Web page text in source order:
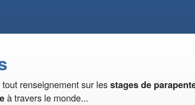
renseignement sur lesstages de
à travers le monde...